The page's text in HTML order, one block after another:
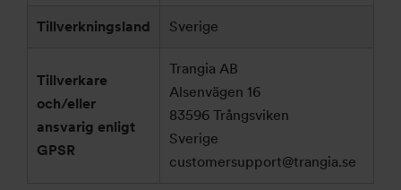
Tillverkningsland Sverige
Tillverkare
och/eller
ansvarig enligt
GPSR
Trangia AB
Alsenvägen 16
83596 Trångsviken
Sverige
customersupport@trangia.se